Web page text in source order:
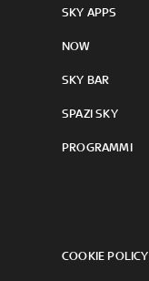
SKY APPS
NOW
SKY BAR
SPAZI SKY
PROGRAMMI
COOKIE POLICY